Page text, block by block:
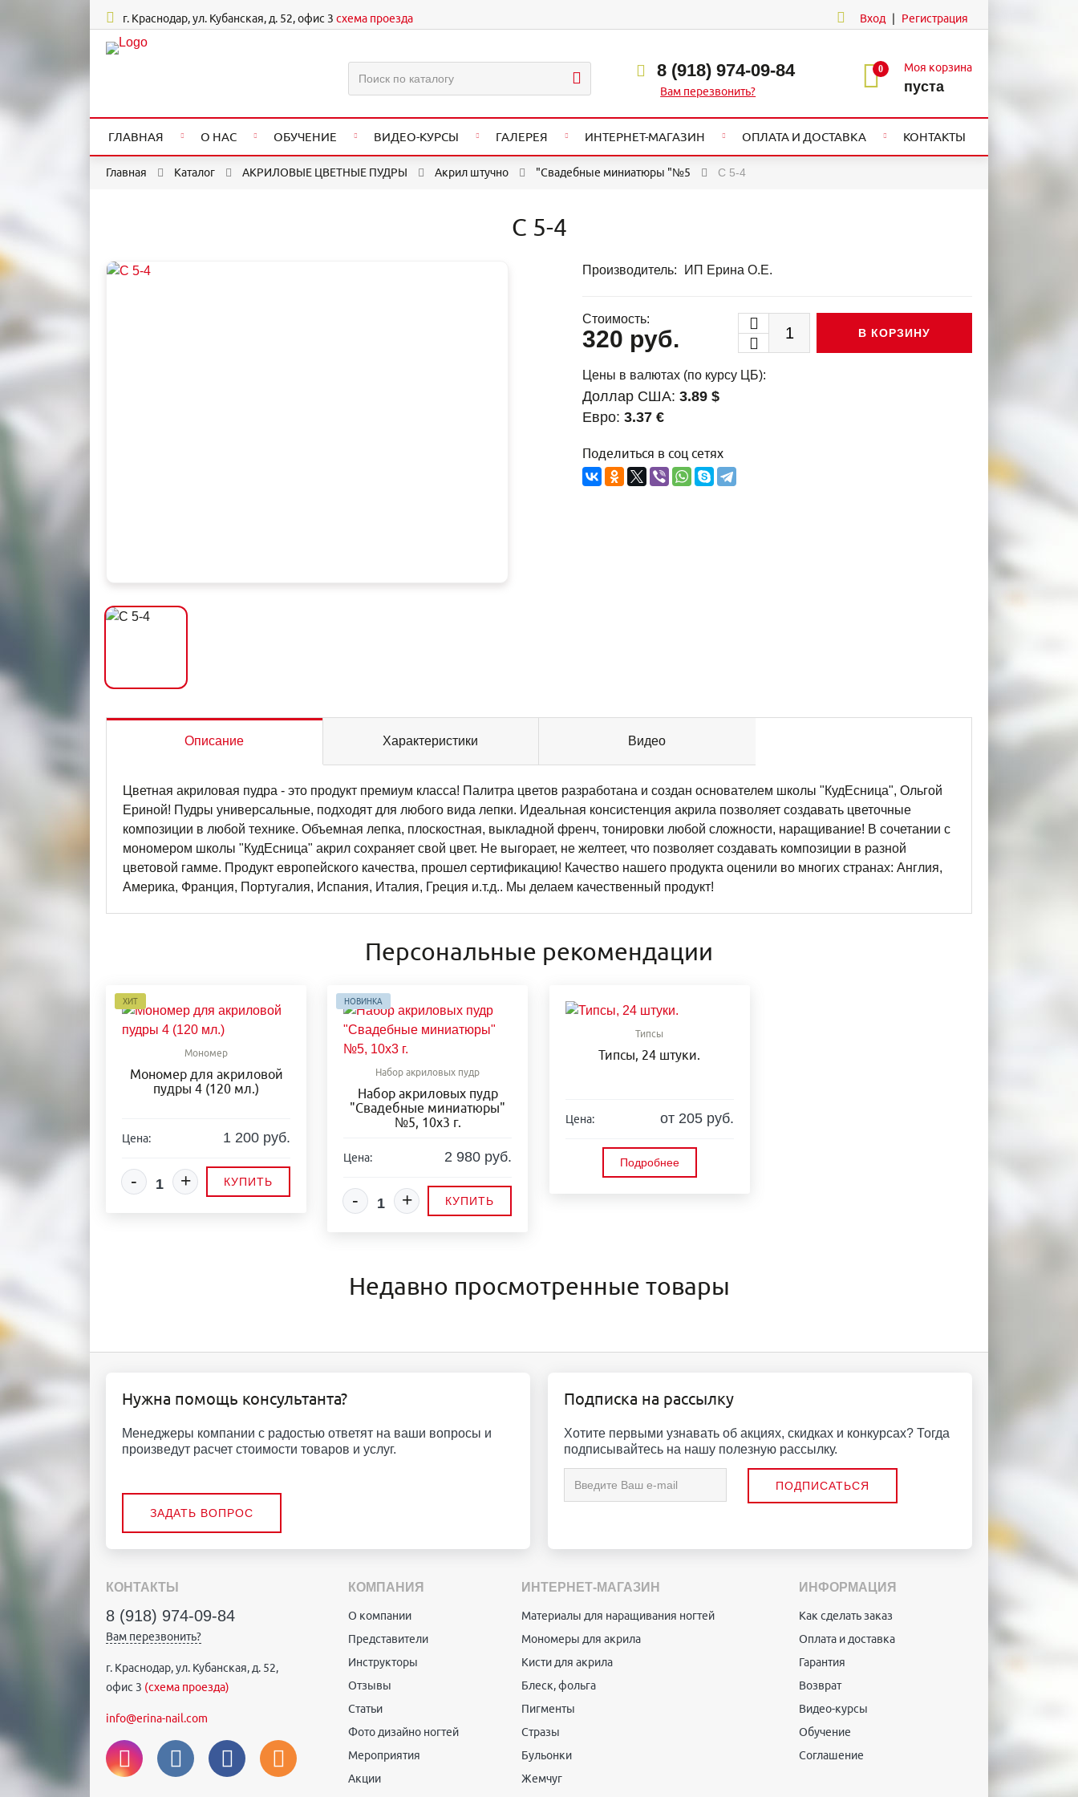
г. Краснодар, ул. Кубанская, д. 52, офис 3 схема проезда Вход Регистрация
8 (918) 974-09-84
Вам перезвонить?
0 Моя корзина
пуста
ГЛАВНАЯ О НАС ОБУЧЕНИЕ ВИДЕО-КУРСЫ ГАЛЕРЕЯ ИНТЕРНЕТ-МАГАЗИН ОПЛАТА И ДОСТАВКА КОНТАКТЫ
Главная Каталог АКРИЛОВЫЕ ЦВЕТНЫЕ ПУДРЫ Акрил штучно "Свадебные миниатюры "№5 С 5-4
С 5-4
Производитель: ИП Ерина О.Е.
Стоимость:
320 руб. В КОРЗИНУ
Цены в валютах (по курсу ЦБ):
Доллар США: 3.89 $
Евро: 3.37 €
Поделиться в соц сетях
Описание Характеристики Видео
Цветная акриловая пудра - это продукт премиум класса! Палитра цветов разработана и создан основателем школы "КудЕсница", Ольгой
Ериной! Пудры универсальные, подходят для любого вида лепки. Идеальная консистенция акрила позволяет создавать цветочные
композиции в любой технике. Объемная лепка, плоскостная, выкладной френч, тонировки любой сложности, наращивание! В сочетании с
мономером школы "КудЕсница" акрил сохраняет свой цвет. Не выгорает, не желтеет, что позволяет создавать композиции в разной
цветовой гамме. Продукт европейского качества, прошел сертификацию! Качество нашего продукта оценили во многих странах: Англия,
Америка, Франция, Португалия, Испания, Италия, Греция и.т.д.. Мы делаем качественный продукт!
Персональные рекомендации
ХИТ
Мономер
Мономер для акриловой
пудры 4 (120 мл.)
Цена: 1 200 руб.
- + КУПИТЬ
НОВИНКА
Набор акриловых пудр
Набор акриловых пудр
"Свадебные миниатюры"
№5, 10х3 г.
Цена: 2 980 руб.
- + КУПИТЬ
Типсы
Типсы, 24 штуки.
Цена: от 205 руб.
Подробнее
Недавно просмотренные товары
Нужна помощь консультанта?
Менеджеры компании с радостью ответят на ваши вопросы и
произведут расчет стоимости товаров и услуг.
ЗАДАТЬ ВОПРОС
Подписка на рассылку
Хотите первыми узнавать об акциях, скидках и конкурсах? Тогда
подписывайтесь на нашу полезную рассылку.
КОНТАКТЫ
8 (918) 974-09-84
Вам перезвонить?
г. Краснодар, ул. Кубанская, д. 52,
офис 3 (схема проезда)
info@erina-nail.com
КОМПАНИЯ
О компании
Представители
Инструкторы
Отзывы
Статьи
Фото дизайно ногтей
Мероприятия
Акции
ИНТЕРНЕТ-МАГАЗИН
Материалы для наращивания ногтей
Мономеры для акрила
Кисти для акрила
Блеск, фольга
Пигменты
Стразы
Бульонки
Жемчуг
ИНФОРМАЦИЯ
Как сделать заказ
Оплата и доставка
Гарантия
Возврат
Видео-курсы
Обучение
Соглашение